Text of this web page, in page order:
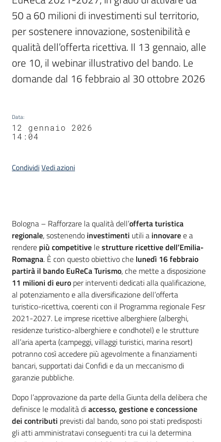
50 a 60 milioni di investimenti sul territorio,
per sostenere innovazione, sostenibilità e
qualità dell’offerta ricettiva. Il 13 gennaio, alle
ore 10, il webinar illustrativo del bando. Le
domande dal 16 febbraio al 30 ottobre 2026
Data:
12 gennaio 2026
14:04
CondividiVedi azioni
Contenuto
Bologna – Rafforzare la qualità dell’offerta turistica
regionale, sostenendo investimenti utili a innovaree a
rendere più competitive lestrutture ricettive dell’Emilia-
Romagna. È con questo obiettivo che lunedì 16 febbraio
partirà il bando EuReCa Turismo, che mette a disposizione
11 milioni di euro per interventi dedicati alla qualificazione,
al potenziamento e alla diversificazione dell’offerta
turistico-ricettiva, coerenti con il Programma regionale Fesr
2021-2027. Le imprese ricettive alberghiere (alberghi,
residenze turistico-alberghiere e condhotel) e le strutture
all’aria aperta (campeggi, villaggi turistici, marina resort)
potranno così accedere più agevolmente a finanziamenti
bancari, supportati dai Confidi e da un meccanismo di
garanzie pubbliche.
Dopo l’approvazione da parte della Giunta della delibera che
definisce le modalità diaccesso, gestione e concessione
dei contributi previsti dal bando, sono poi stati predisposti
gli atti amministratavi conseguenti tra cui la determina